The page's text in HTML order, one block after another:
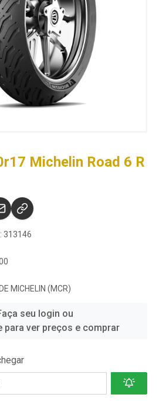
Michelin Road 6 R
313146
MICHELIN (MCR)
seu login ou
para ver preços e comprar